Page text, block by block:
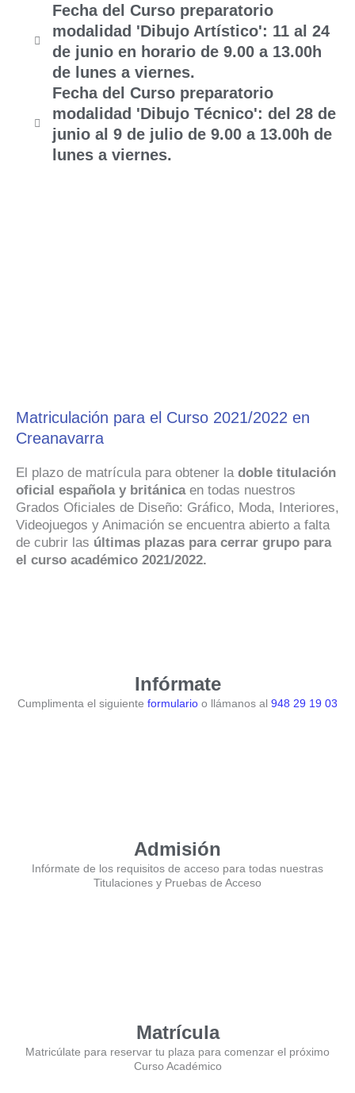
Fecha del Curso preparatorio
modalidad 'Dibujo Artístico': 11 al 24
de junio en horario de 9.00 a 13.00h
de lunes a viernes.
Fecha del Curso preparatorio
modalidad 'Dibujo Técnico': del 28 de
junio al 9 de julio de 9.00 a 13.00h de
lunes a viernes.
Matriculación para el Curso 2021/2022 en
Creanavarra
El plazo de matrícula para obtener la doble titulación
oficial española y británicaen todas nuestros
Grados Oficiales de Diseño: Gráfico, Moda, Interiores,
Videojuegos y Animación se encuentra abierto a falta
de cubrir las últimas plazas para cerrar grupo para
el curso académico 2021/2022.
Infórmate
Cumplimenta el siguiente formulario o llámanos al 948 29 19 03
Admisión
Infórmate de los requisitos de acceso para todas nuestras
Titulaciones y Pruebas de Acceso
Matrícula
Matricúlate para reservar tu plaza para comenzar el próximo
Curso Académico